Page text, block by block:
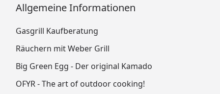
Allgemeine Informationen
Gasgrill Kaufberatung
Räuchern mit Weber Grill
Big Green Egg - Der original Kamado
OFYR - The art of outdoor cooking!